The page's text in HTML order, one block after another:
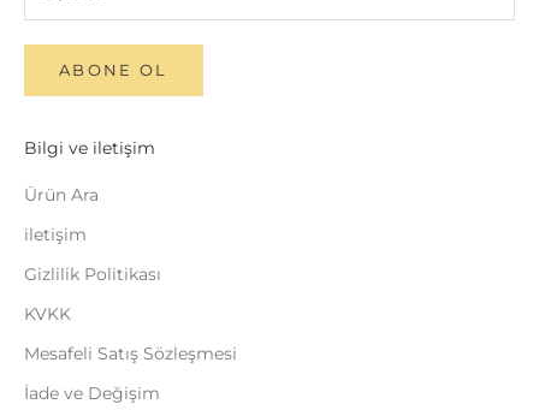
ABONE OL
Bilgi ve iletişim
Ürün Ara
iletişim
Gizlilik Politikası
KVKK
Mesafeli Satış Sözleşmesi
İade ve Değişim